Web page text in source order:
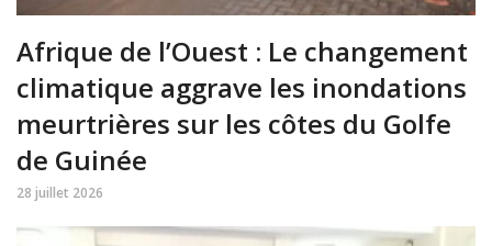
Afrique de l’Ouest : Le changement
climatique aggrave les inondations
meurtrières sur les côtes du Golfe
de Guinée
28 juillet 2026